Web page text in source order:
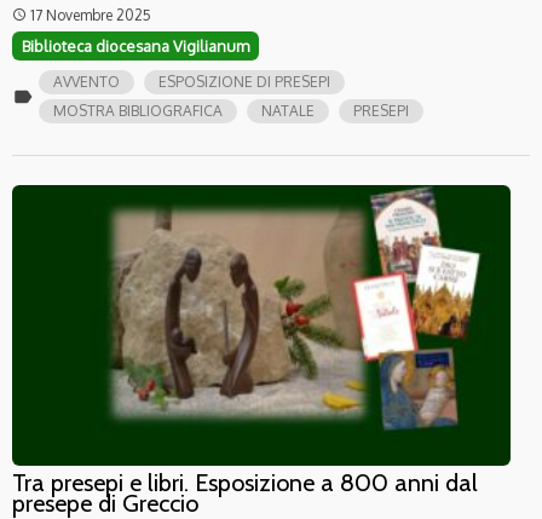
access_time 17 Novembre 2025
Biblioteca diocesana Vigilianum
label
AVVENTO
ESPOSIZIONE DI PRESEPI
MOSTRA BIBLIOGRAFICA
NATALE PRESEPI
Tra presepi e libri. Esposizione a 800 anni dal
presepe di Greccio